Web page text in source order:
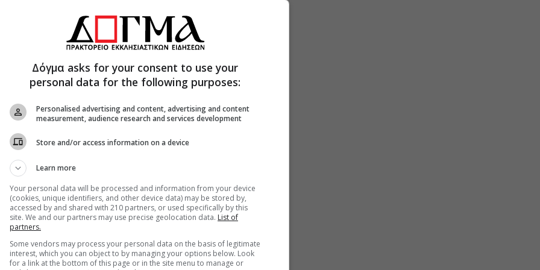
με μπόλικο αλατισμένο νερό σύμφωνα
να είναι al dente.
φύλλα του βασιλικού, τις πιπεριές τσίλι και
ένα ομοιογενές μείγμα αλλά όχι πολύ
και το ελαιόλαδο και ρίξτε αλάτι.
σκεύος, και την επανατοποθετείτε στη
και ανακατεύετε απαλά. Σερβίρετε αμέσως
και με λίγο ψιλοκομμένο βασιλικό.
του μοναχού Επιφάνιου!
Δόγμα asks for your consent to use your
personal data for the following purposes:
Personalised advertising and content, advertising and content
measurement, audience research and services development
Store and/or access information on a device
Learn more
Your personal data will be processed and information from your device
(cookies, unique identifiers, and other device data) may be stored by,
accessed by and shared with 210 partners, or used specifically by this
site. We and our partners may use precise geolocation data. List of
partners.
Some vendors may process your personal data on the basis of legitimate
interest, which you can object to by managing your options below. Look
for a link at the bottom of this page or in the site menu to manage or